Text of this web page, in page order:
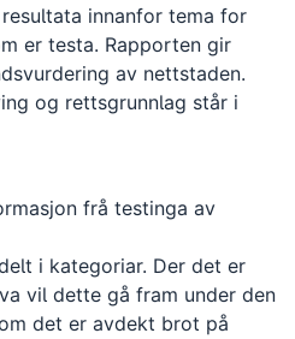
innanfor tema for
er testa. Rapporten gir
av nettstaden.
og rettsgrunnlag står i
frå testinga av
i kategoriar. Der det er
vil dette gå fram under den
det er avdekt brot på